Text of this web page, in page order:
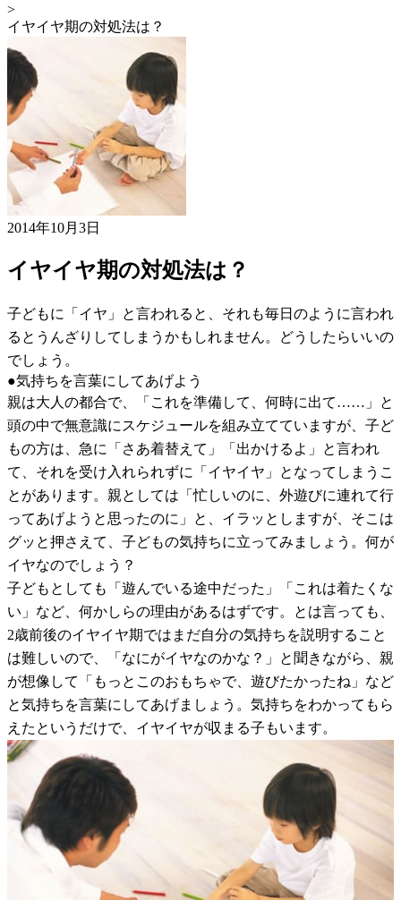
>
イヤイヤ期の対処法は？
2014年10月3日
イヤイヤ期の対処法は？
子どもに「イヤ」と言われると、それも毎日のように言われ
るとうんざりしてしまうかもしれません。どうしたらいいの
でしょう。
●気持ちを言葉にしてあげよう
親は大人の都合で、「これを準備して、何時に出て……」と
頭の中で無意識にスケジュールを組み立てていますが、子ど
もの方は、急に「さあ着替えて」「出かけるよ」と言われ
て、それを受け入れられずに「イヤイヤ」となってしまうこ
とがあります。親としては「忙しいのに、外遊びに連れて行
ってあげようと思ったのに」と、イラッとしますが、そこは
グッと押さえて、子どもの気持ちに立ってみましょう。何が
イヤなのでしょう？
子どもとしても「遊んでいる途中だった」「これは着たくな
い」など、何かしらの理由があるはずです。とは言っても、
2歳前後のイヤイヤ期ではまだ自分の気持ちを説明すること
は難しいので、「なにがイヤなのかな？」と聞きながら、親
が想像して「もっとこのおもちゃで、遊びたかったね」など
と気持ちを言葉にしてあげましょう。気持ちをわかってもら
えたというだけで、イヤイヤが収まる子もいます。